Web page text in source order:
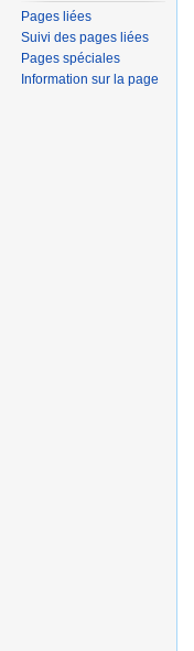
Pages liées
Suivi des pages liées
Pages spéciales
Information sur la page